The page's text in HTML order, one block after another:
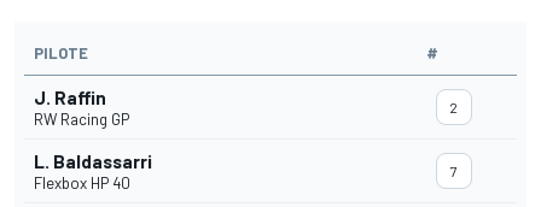
PILOTE #
J. Raffin
RW Racing GP
2
L. Baldassarri
Flexbox HP 40
7